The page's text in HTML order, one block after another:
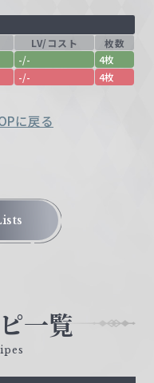
LV/コスト
枚数
-/-
4枚
-/- 4枚
に戻る
一覧